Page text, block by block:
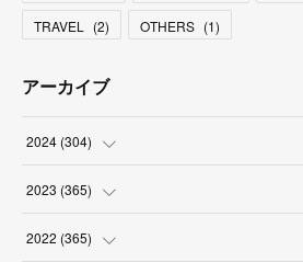
TRAVEL
(2) OTHERS (1)
アーカイブ
2024 (304)
(3)
(31
2023 (365)
(31
2022 (365)